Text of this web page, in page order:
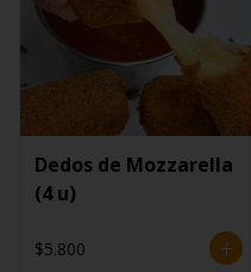
Dedos de Mozzarella
(4 u)
$5.800